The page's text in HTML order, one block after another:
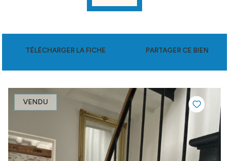
TÉLÉCHARGER LA FICHE PARTAGER CE BIEN
VENDU